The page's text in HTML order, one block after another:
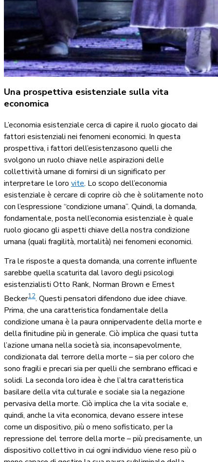
Una prospettiva esistenziale sulla vita
economica
L’economia esistenziale cerca di capire il ruolo giocato dai
fattori esistenziali nei fenomeni economici. In questa
prospettiva, i fattori dell’esistenzasono quelli che
svolgono un ruolo chiave nelle aspirazioni delle
collettività umane di fornirsi di un significato per
interpretare le loro vite. Lo scopo dell’economia
esistenziale è cercare di coprire ciò che è solitamente noto
con l’espressione “condizione umana”. Quindi, la domanda,
fondamentale, posta nell’economia esistenziale è quale
ruolo giocano gli aspetti chiave della nostra condizione
umana (quali fragilità, mortalità) nei fenomeni economici.
Tra le risposte a questa domanda, una corrente influente
sarebbe quella scaturita dal lavoro degli psicologi
esistenzialisti Otto Rank, Norman Brown e Ernest
Becker12. Questi pensatori difendono due idee chiave.
Prima, che una caratteristica fondamentale della
condizione umana è la paura onnipervadente della morte e
della finitudine più in generale. Ciò implica che quasi tutta
l’azione umana nella società sia, inconsapevolmente,
condizionata dal terrore della morte – sia per coloro che
sono fragili e precari sia per quelli che sembrano efficaci e
solidi. La seconda loro idea è che l’altra caratteristica
basilare della vita culturale e sociale sia la negazione
pervasiva della morte. Ciò implica che la vita sociale e,
quindi, anche la vita economica, devano essere intese
come un dispositivo, più o meno sofisticato, per la
repressione del terrore della morte – più precisamente, un
dispositivo collettivo in cui ogni individuo viene reso più o